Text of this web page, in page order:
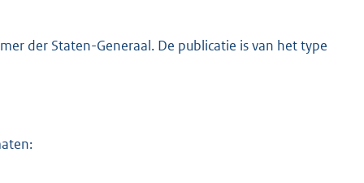
der Staten-Generaal. De publicatie is van het type